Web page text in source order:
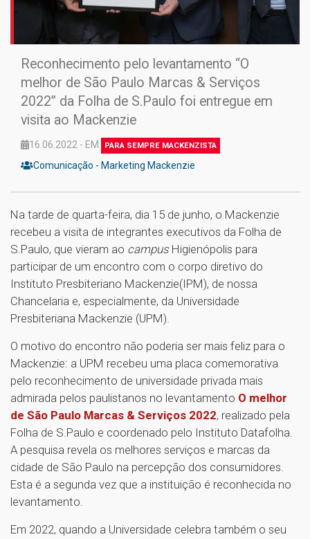
Reconhecimento pelo levantamento “O
melhor de São Paulo Marcas & Serviços
2022” da Folha de S.Paulo foi entregue em
visita ao Mackenzie
16.06.2022 - EM PARA SEMPRE MACKENZISTA
Comunicação - Marketing Mackenzie
Na tarde de quarta-feira, dia 15 de junho, o Mackenzie
recebeu a visita de integrantes executivos da Folha de
S.Paulo, que vieram ao campus Higienópolis para
participar de um encontro com o corpo diretivo do
Instituto Presbiteriano Mackenzie(IPM), de nossa
Chancelaria e, especialmente, da Universidade
Presbiteriana Mackenzie (UPM).
O motivo do encontro não poderia ser mais feliz para o
Mackenzie: a UPM recebeu uma placa comemorativa
pelo reconhecimento de universidade privada mais
admirada pelos paulistanos no levantamento O melhor
de São Paulo Marcas & Serviços 2022, realizado pela
Folha de S.Paulo e coordenado pelo Instituto Datafolha.
A pesquisa revela os melhores serviços e marcas da
cidade de São Paulo na percepção dos consumidores.
Esta é a segunda vez que a instituição é reconhecida no
levantamento.
Em 2022, quando a Universidade celebra também o seu